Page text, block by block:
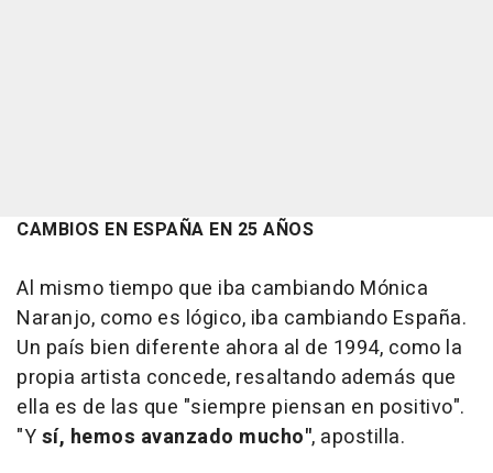
CAMBIOS EN ESPAÑA EN 25 AÑOS
Al mismo tiempo que iba cambiando Mónica
Naranjo, como es lógico, iba cambiando España.
Un país bien diferente ahora al de 1994, como la
propia artista concede, resaltando además que
ella es de las que "siempre piensan en positivo".
"Ysí, hemos avanzado mucho", apostilla.